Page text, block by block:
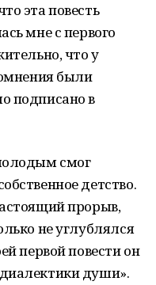
эта повесть
мне с первого
что у
были
подписано в
смог
детство.
прорыв,
не углублялся
первой повести он
души».